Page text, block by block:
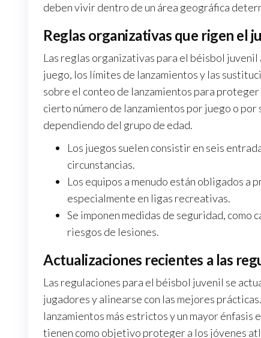
deben vivir dentro de un área geográfica
Reglas organizativas que rigen el
Las reglas organizativas para el béisbol
juego, los límites de lanzamientos y las
sobre el conteo de lanzamientos para
cierto número de lanzamientos por juego o
dependiendo del grupo de edad.
Los juegos suelen consistir en seis
circunstancias.
Los equipos a menudo están obligados
especialmente en ligas recreativas.
Se imponen medidas de seguridad,
riesgos de lesiones.
Actualizaciones recientes a las
Las regulaciones para el béisbol juvenil se
jugadores y alinearse con las mejores
lanzamientos más estrictos y un mayor énfasis
tienen como objetivo proteger a los jóvenes